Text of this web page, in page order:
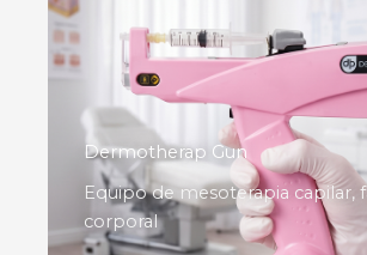
Dermotherap Gun
Equipo de mesoterapia capilar,
corporal